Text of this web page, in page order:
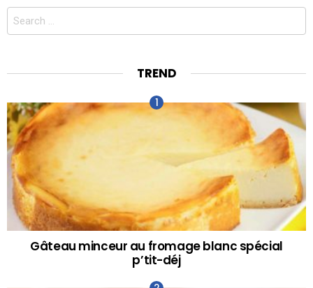
Search
TREND
Gâteau minceur au fromage blanc spécial
p’tit-déj